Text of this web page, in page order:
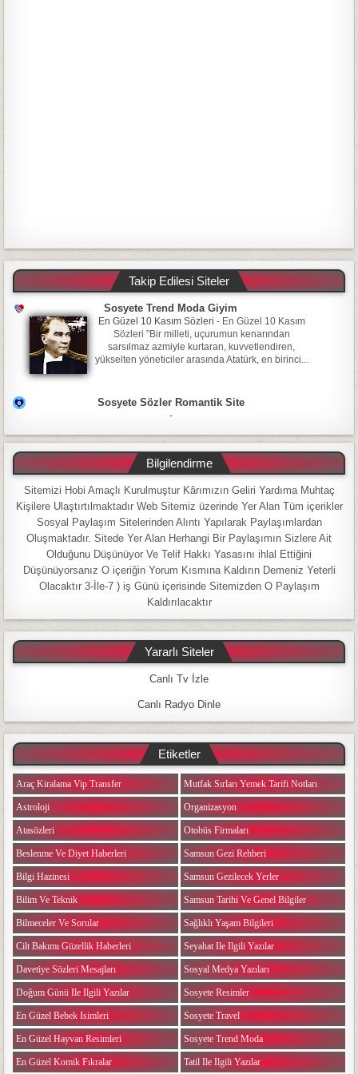
Takip Edilesi Siteler
Sosyete Trend Moda Giyim
En Güzel 10 Kasım Sözleri - En Güzel 10 Kasım
Sözleri ”Bir milleti, uçurumun kenarından
sarsılmaz azmiyle kurtaran, kuvvetlendiren,
yükselten yöneticiler arasında Atatürk, en birinci...
Sosyete Sözler Romantik Site
-
Bilgilendirme
Sitemizi Hobi Amaçlı Kurulmuştur Kârımızın Geliri Yardıma Muhtaç
Kişilere Ulaştırtılmaktadır Web Sitemiz üzerinde Yer Alan Tüm içerikler
Sosyal Paylaşım Sitelerinden Alıntı Yapılarak Paylaşımlardan
Oluşmaktadır. Sitede Yer Alan Herhangi Bir Paylaşımın Sizlere Ait
Olduğunu Düşünüyor Ve Telif Hakkı Yasasını ihlal Ettiğini
Düşünüyorsanız O içeriğin Yorum Kısmına Kaldırın Demeniz Yeterli
Olacaktır 3-İle-7 ) iş Günü içerisinde Sitemizden O Paylaşım
Kaldırılacaktır
Yararlı Siteler
Canlı Tv İzle
Canlı Radyo Dinle
Etiketler
Araç Kiralama Vip Transfer
Astroloji
Atasözleri
Beslenme Ve Diyet Haberleri
Bilgi Hazinesi
Bilim Ve Teknik
Bilmeceler Ve Sorular
Cilt Bakımı Güzellik Haberleri
Davetiye Sözleri Mesajları
Doğum Günü Ile Ilgili Yazılar
En Güzel Bebek Isimleri
En Güzel Hayvan Resimleri
En Güzel Komik Fıkralar
Mutfak Sırları Yemek Tarifi Notları
Organizasyon
Otobüs Firmaları
Samsun Gezi Rehberi
Samsun Gezilecek Yerler
Samsun Tarihi Ve Genel Bilgiler
Sağlıklı Yaşam Bilgileri
Seyahat Ile Ilgili Yazılar
Sosyal Medya Yazıları
Sosyete Resimler
Sosyete Travel
Sosyete Trend Moda
Tatil Ile Ilgili Yazılar